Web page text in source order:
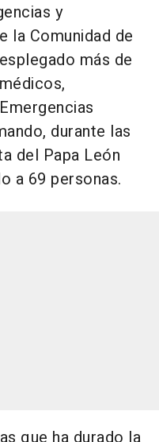
y
la Comunidad de
más de
durante las
del Papa León
a 69 personas.